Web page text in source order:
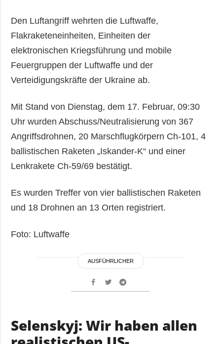
Den Luftangriff wehrten die Luftwaffe,
Flakraketeneinheiten, Einheiten der
elektronischen Kriegsführung und mobile
Feuergruppen der Luftwaffe und der
Verteidigungskräfte der Ukraine ab.
Mit Stand von Dienstag, dem 17. Februar, 09:30
Uhr wurden Abschuss/Neutralisierung von 367
Angriffsdrohnen, 20 Marschflugkörpern Ch-101, 4
ballistischen Raketen „Iskander-K“ und einer
Lenkrakete Ch-59/69 bestätigt.
Es wurden Treffer von vier ballistischen Raketen
und 18 Drohnen an 13 Orten registriert.
Foto: Luftwaffe
AUSFÜHRLICHER
Selenskyj: Wir haben allen